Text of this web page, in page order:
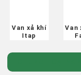
Van xả khí
Itap
Van